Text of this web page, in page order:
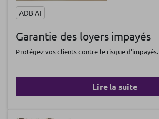
ADB AI
Garantie des loyers impayés
Protégez vos clients contre le risque d’impayés.
Lire la suite